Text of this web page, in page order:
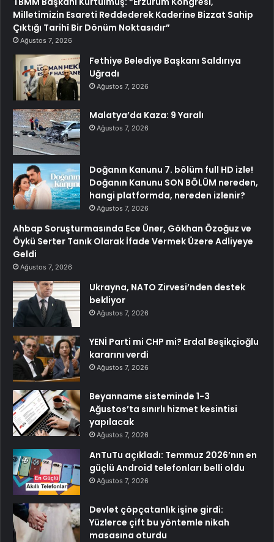
Milletimizin Esareti Reddederek Kaderine Bizzat Sahip
Çıktığı Tarihî Bir Dönüm Noktasıdır”
Ağustos 7, 2026
Fethiye Belediye Başkanı Saldırıya
Uğradı
Ağustos 7, 2026
Malatya’da Kaza: 9 Yaralı
Ağustos 7, 2026
Doğanın Kanunu 7. bölüm full HD izle!
Doğanın Kanunu SON BÖLÜM nereden,
hangi platformda, nereden izlenir?
Ağustos 7, 2026
Ahbap Soruşturmasında Ece Üner, Gökhan Özoğuz ve
Öykü Serter Tanık Olarak İfade Vermek Üzere Adliyeye
Geldi
Ağustos 7, 2026
Ukrayna, NATO Zirvesi’nden destek
bekliyor
Ağustos 7, 2026
YENİ Parti mi CHP mi? Erdal Beşikçioğlu
kararını verdi
Ağustos 7, 2026
Beyanname sisteminde 1-3
Ağustos’ta sınırlı hizmet kesintisi
yapılacak
Ağustos 7, 2026
AnTuTu açıkladı: Temmuz 2026’nın en
güçlü Android telefonları belli oldu
Ağustos 7, 2026
Devlet çöpçatanlık işine girdi:
Yüzlerce çift bu yöntemle nikah
masasına oturdu